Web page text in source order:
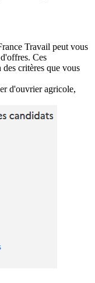
Travail peut vous
Ces
critères que vous
d'ouvrier agricole,